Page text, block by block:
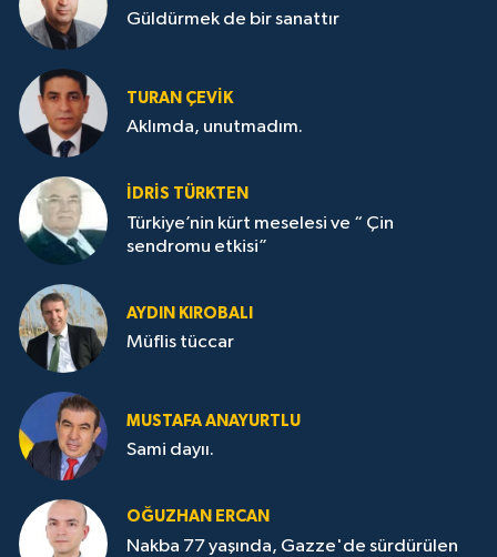
Güldürmek de bir sanattır
TURAN ÇEVİK
Aklımda, unutmadım.
İDRİS TÜRKTEN
Türkiye’nin kürt meselesi ve “ Çin
sendromu etkisi”
AYDIN KIROBALI
Müflis tüccar
MUSTAFA ANAYURTLU
Sami dayıı.
OĞUZHAN ERCAN
Nakba 77 yaşında, Gazze'de sürdürülen